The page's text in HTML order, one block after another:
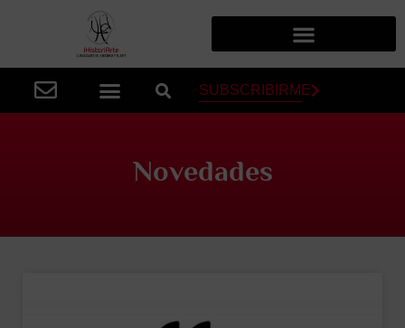
SUBSCRIBIRME
Novedades